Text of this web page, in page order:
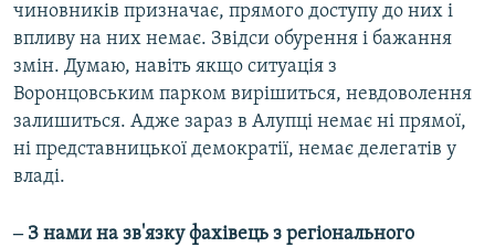
чиновників призначає, прямого доступу до них і
впливу на них немає. Звідси обурення і бажання
змін. Думаю, навіть якщо ситуація з
Воронцовським парком вирішиться, невдоволення
залишиться. Адже зараз в Алупці немає ні прямої,
ні представницької демократії, немає делегатів у
владі.
‒ З нами на зв'язку фахівець з регіонального